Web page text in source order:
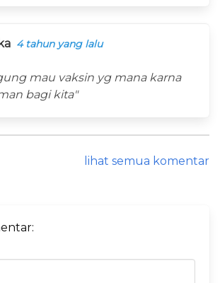
4 tahun yang lalu
mau vaksin yg mana karna
bagi kita"
lihat semua komentar